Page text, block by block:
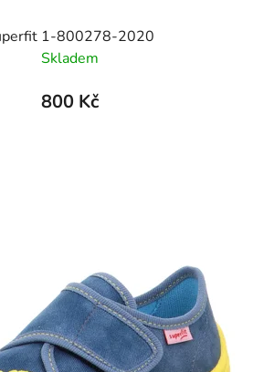
1-800278-2020
Skladem
800 Kč